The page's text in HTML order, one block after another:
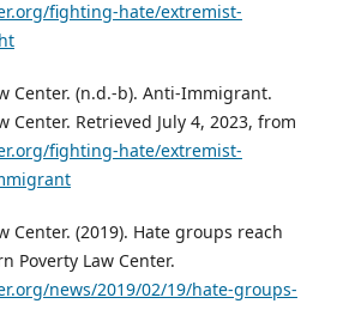
fighting-hate/extremist-
Center. (n.d.-b). Anti-Immigrant.
Center. Retrieved July 4, 2023, from
fighting-hate/extremist-
Center. (2019). Hate groups reach
Poverty Law Center.
news/2019/02/19/hate-groups-